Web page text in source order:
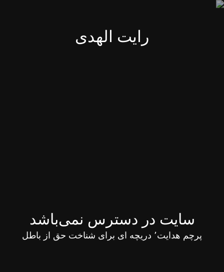
رایت الهدی
سایت در دسترس نمی‌باشد
پرچم هدایت٬ دریچه ای برای شناخت حق از باطل